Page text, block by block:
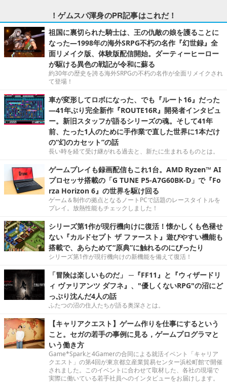
！ゲムスパ渾身のPR記事はこれだ！
祖国に裏切られた騎士は、王の仇敵の娘を護ることに
なった―1998年の海外SRPG不朽の名作『幻世録』全
面リメイク版、体験版配信開始。ダーティーヒーロー
が駆ける異色の戦記が令和に蘇る
約30年の歴史を誇る海外SRPGの不朽の名作が全面リメイクされ
て登場！
車が変形してロボになった、でも『ルート16』だった
―41年ぶり完全新作『ROUTE16R』開発者インタビュ
ー。新旧スタッフが語るシリーズの魂。そして41年
前、たった1人のために手作業で直した世界に1本だけ
の“幻のカセット”の話
長い時を経て受け継がれる過去と、新たに生まれるものとは。
ゲームプレイも録画配信もこれ1台。AMD Ryzen™ AI
プロセッサ搭載の「G TUNE P5-A7G60BK-D」で『Fo
rza Horizon 6』の世界を駆け回る
ゲーム＆制作の拠点となるノートPCで話題のレースタイトルを
プレイ。放熱性能もチェックしました！
シリーズ第1作が現行機向けに復活！懐かしくも色褪せ
ない『カルドセプト ザ ファースト』遊びやすい機能も
搭載で、あらためて“原典”に触れるのにぴったり
シリーズ第1作が現行機向けの新機能を備えて復活！
「冒険は楽しいものだ」 ─『FF11』と『ウィザードリ
ィ ヴァリアンツ ダフネ』、"優しくないRPG"の沼にど
っぷり沈んだ4人の話
ふたつの沼の住人たちが語る奥深さとは。
【キャリアクエスト】ゲーム作りを仕事にするという
こと。セガの若手の事例に見る，ゲームプログラマと
いう働き方
Game*Sparkと4Gamerの合同による就活イベント「キャリア
クエスト」の第4回が東京都立産業貿易センター浜松町館で開催
されました。このイベントに合わせて取材した、各社の現場で
実際に働いている若手社員へのインタビューをお届けします。